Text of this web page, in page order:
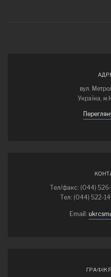
вул.
Україна,
Тел/факс: (044)
Тел: (044) 522-
Email:
ГРАФІК